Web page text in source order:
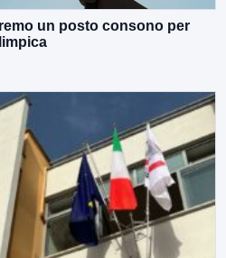
un posto consono per